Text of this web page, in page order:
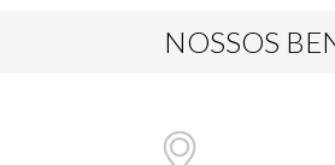
NOSSOS